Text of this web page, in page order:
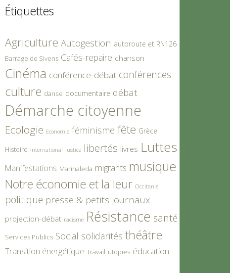
Étiquettes
Agriculture Autogestion autoroute et RN126
Barrage de Sivens Cafés-repaire chanson
Cinéma conférence-débat conférences
culture danse documentaire débat
Démarche citoyenne
Ecologie Economie féminisme fête Grèce
Histoire International justice libertés livres Luttes
Manifestations Marinaleda migrants musique
Notre économie et la leur Occitanie
politique presse & petits journaux
projection-débat racisme Résistance santé
Services Publics Social solidarités théâtre
Transition énergétique Travail utopies éducation